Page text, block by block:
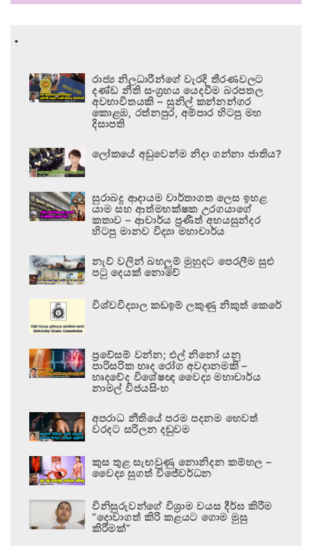
.
රාජ්‍ය නිලධාරීන්ගේ වැරදි තීරණවලට
දණ්ඩ නීති සංග්‍රහය යෙදවීම බරපතල
අවභාවිතයකි – සුනිල් කන්නන්ගර
කොළඹ, රත්නපුර, අම්පාර හිටපු මහ
දිසාපති
ලෝකයේ අඩුවෙන්ම නිදා ගන්නා ජාතිය?
සුරාබදු ආදායම වාර්තාගත ලෙස ඉහළ
යාම සහ ආත්මභක්ෂක උරගයාගේ
කතාව – ආචාර්ය ප්‍රණීත් අභයසුන්දර
හිටපු මානව විද්‍යා මහාචාර්ය
නැව් වලින් බහලුම් මුහුදට පෙරලීම සුළු
පටු දෙයක් නොවේ
විශ්වවිද්‍යාල කඩඉම් ලකුණු නිකුත් කෙරේ
ප්‍රවේසම් වන්න; එල් නිනෝ යනු
පාරිසරික හෘද රෝග අවදානමකි –
හෘදවේද විශේෂඥ වෛද්‍ය මහාචාර්ය
නාමල් විජයසිංහ
අපරාධ නීතියේ පරම පදනම හෙවත්
වරදට සරිලන දඬුවම
කුස තුළ සැඟවුණු නොනිදන කම්හල –
වෛද්‍ය සුගත් විජේවර්ධන
විනිසුරුවන්ගේ විශ්‍රාම වයස දීර්ඝ කිරීම
“දොවාගත් කිරි කළයට ගොම මුසු
කිරීමක්”